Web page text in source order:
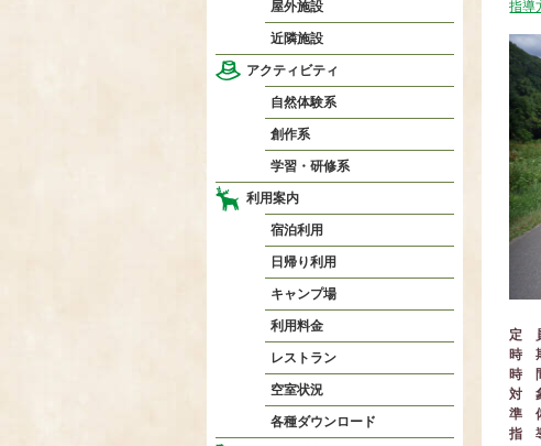
屋外施設
近隣施設
アクティビティ
自然体験系
創作系
学習・研修系
利用案内
宿泊利用
日帰り利用
キャンプ場
利用料金
レストラン
空室状況
各種ダウンロード
指導
定
時
時
対
準
指